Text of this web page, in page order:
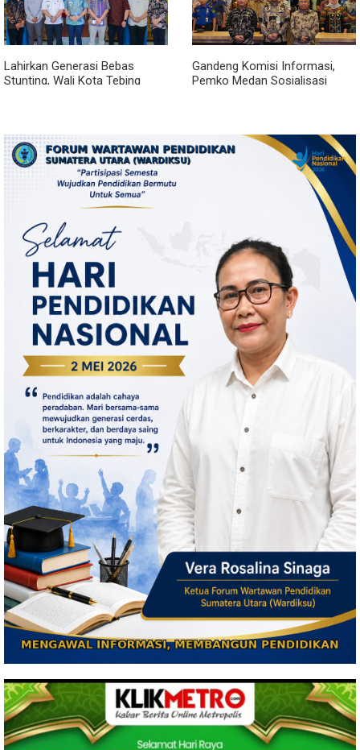
Lahirkan Generasi Bebas
Stunting, Wali Kota Tebing
Gandeng Komisi Informasi,
Pemko Medan Sosialisasi